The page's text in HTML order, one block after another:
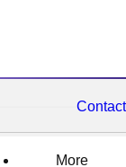
Contact
More